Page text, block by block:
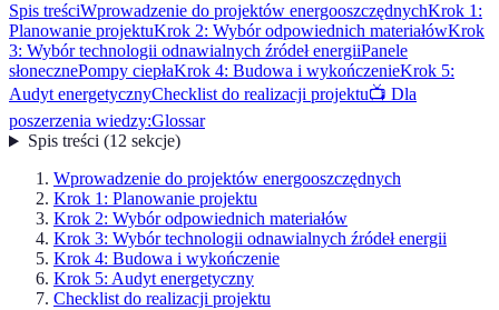
Spis treściWprowadzenie do projektów energooszczędnychKrok 1:
Planowanie projektuKrok 2: Wybór odpowiednich materiałówKrok
3: Wybór technologii odnawialnych źródeł energiiPanele
słonecznePompy ciepłaKrok 4: Budowa i wykończenieKrok 5:
Audyt energetycznyChecklist do realizacji projektu📺 Dla
poszerzenia wiedzy:Glossar
Spis treści(12 sekcje)
Wprowadzenie do projektów energooszczędnych
Krok 1: Planowanie projektu
Krok 2: Wybór odpowiednich materiałów
Krok 3: Wybór technologii odnawialnych źródeł energii
Krok 4: Budowa i wykończenie
Krok 5: Audyt energetyczny
Checklist do realizacji projektu